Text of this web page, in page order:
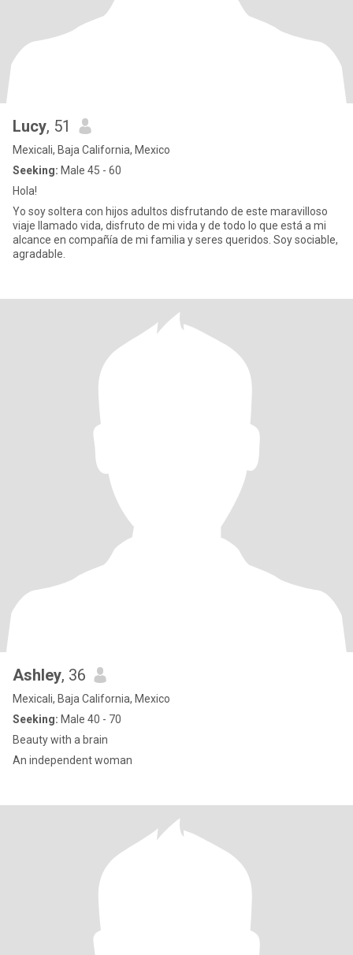
Lucy, 51
Mexicali, Baja California, Mexico
Seeking: Male 45 - 60
Hola!
Yo soy soltera con hijos adultos disfrutando de este maravilloso
viaje llamado vida, disfruto de mi vida y de todo lo que está a mi
alcance en compañía de mi familia y seres queridos. Soy sociable,
agradable.
Ashley, 36
Mexicali, Baja California, Mexico
Seeking: Male 40 - 70
Beauty with a brain
An independent woman